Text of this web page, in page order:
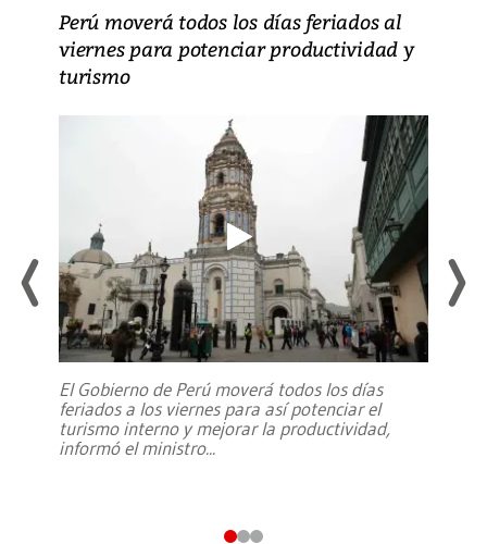
Perú moverá todos los días feriados al
viernes para potenciar productividad y
turismo
El Gobierno de Perú moverá todos los días
feriados a los viernes para así potenciar el
turismo interno y mejorar la productividad,
informó el ministro...